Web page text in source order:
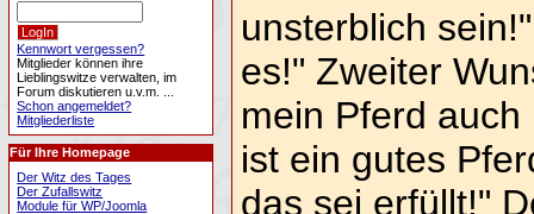
unsterblich
es!" Zweiter
mein Pferd
ist ein gutes
das sei erfüllt!"
Kennwort vergessen?
Mitglieder können ihre
Lieblingswitze verwalten, im
Forum diskutieren u.v.m. ...
Schon angemeldet?
Mitgliederliste
Für Ihre Homepage
Der Witz des Tages
Der Zufallswitz
Module für WP/Joomla